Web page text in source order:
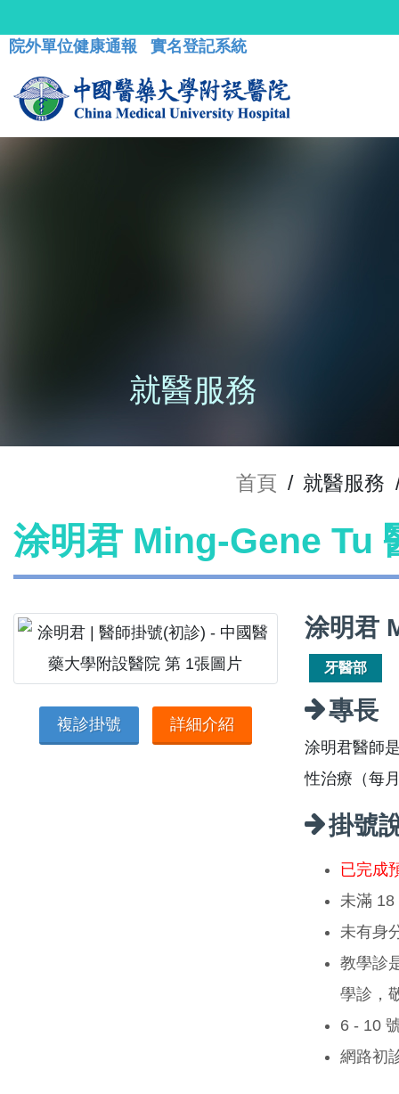
院外單位健康通報 實名登記系統
就醫服務
首頁 / 就醫服務
涂明君 Ming-Gene Tu
複診掛號 詳細介紹
涂明君
牙醫部
專長
涂明君醫師
性治療（每
掛號
已完成
未滿 18
未有身
教學診
學診，
6 - 10
網路初